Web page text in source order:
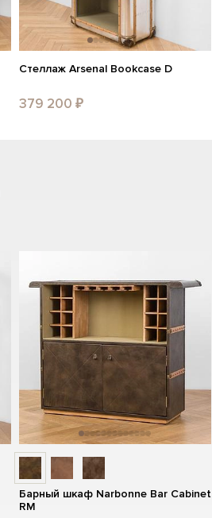
Стеллаж Arsenal Bookcase D
379 200 ₽
Барный шкаф Narbonne Bar Cabinet
RM